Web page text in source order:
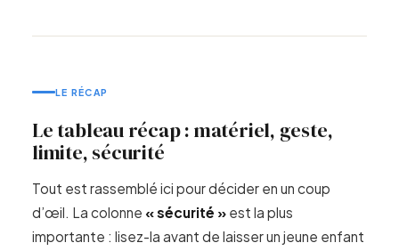
LE RÉCAP
Le tableau récap : matériel, geste,
limite, sécurité
Tout est rassemblé ici pour décider en un coup
d’œil. La colonne « sécurité » est la plus
importante : lisez-la avant de laisser un jeune enfant